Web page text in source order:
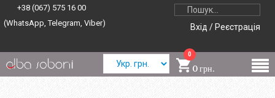
+38 (067) 575 16 00
(WhatsApp, Telegram, Viber)
Вхід / Реєстрація
0
0 грн.